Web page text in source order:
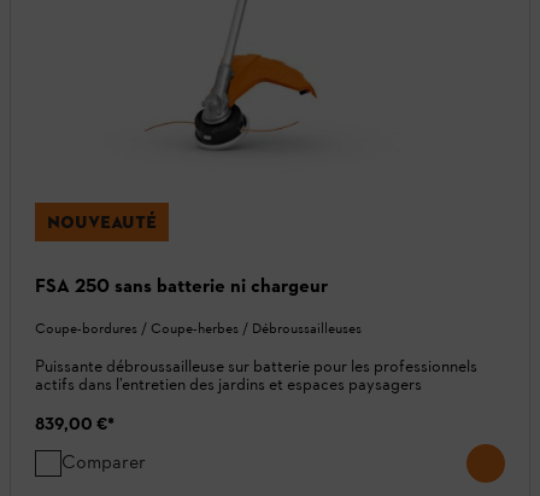
NOUVEAUTÉ
FSA 250 sans batterie ni chargeur
Coupe-bordures / Coupe-herbes / Débroussailleuses
Puissante débroussailleuse sur batterie pour les professionnels
actifs dans l’entretien des jardins et espaces paysagers
839,00 €*
Comparer